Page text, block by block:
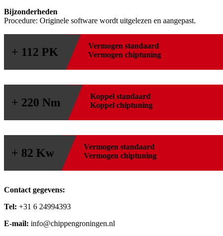
Bijzonderheden
Procedure: Originele software wordt uitgelezen en aangepast.
+ 112 PK Vermogen standaard
Vermogen chiptuning
+ 220 Nm Koppel standaard
Koppel chiptuning
+ 82 Kw Vermogen standaard
Vermogen chiptuning
Contact gegevens:
Tel: +31 6 24994393
E-mail: info@chippengroningen.nl